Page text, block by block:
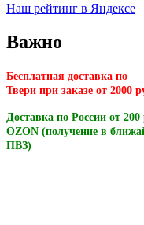
Наш рейтинг в Яндексе
Важно
Бесплатная доставка по
Твери при заказе от 2000
Доставка по России от 200
OZON (получение в
ПВЗ)